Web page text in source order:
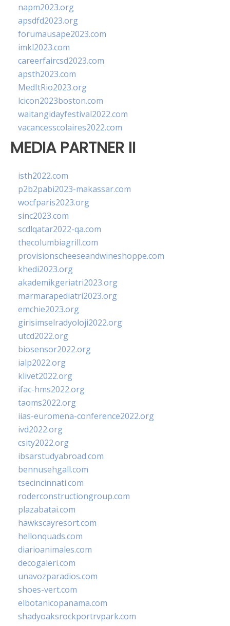
napm2023.org
apsdfd2023.org
forumausape2023.com
imkl2023.com
careerfaircsd2023.com
apsth2023.com
MedItRio2023.org
lcicon2023boston.com
waitangidayfestival2022.com
vacancesscolaires2022.com
MEDIA PARTNER II
isth2022.com
p2b2pabi2023-makassar.com
wocfparis2023.org
sinc2023.com
scdlqatar2022-qa.com
thecolumbiagrill.com
provisionscheeseandwineshoppe.com
khedi2023.org
akademikgeriatri2023.org
marmarapediatri2023.org
emchie2023.org
girisimselradyoloji2022.org
utcd2022.org
biosensor2022.org
ialp2022.org
klivet2022.org
ifac-hms2022.org
taoms2022.org
iias-euromena-conference2022.org
ivd2022.org
csity2022.org
ibsarstudyabroad.com
bennusehgall.com
tsecincinnati.com
roderconstructiongroup.com
plazabatai.com
hawkscayresort.com
hellonquads.com
diarioanimales.com
decogaleri.com
unavozparadios.com
shoes-vert.com
elbotanicopanama.com
shadyoaksrockportrvpark.com